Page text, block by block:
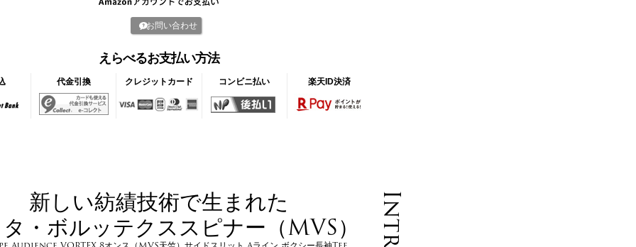
お問い合わせ
えらべるお支払い方法
代金引換 クレジットカード コンビニ払い 楽天ID決済
新しい紡績技術で生まれた
・ボルッテクススピナー（MVS）